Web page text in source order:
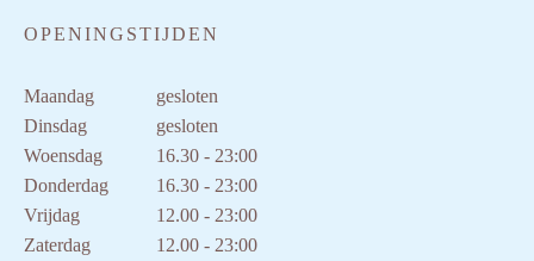
OPENINGSTIJDEN
Maandag
gesloten
Dinsdag
gesloten
Woensdag
16.30 - 23:00
Donderdag
16.30 - 23:00
Vrijdag
12.00 - 23:00
Zaterdag
12.00 - 23:00